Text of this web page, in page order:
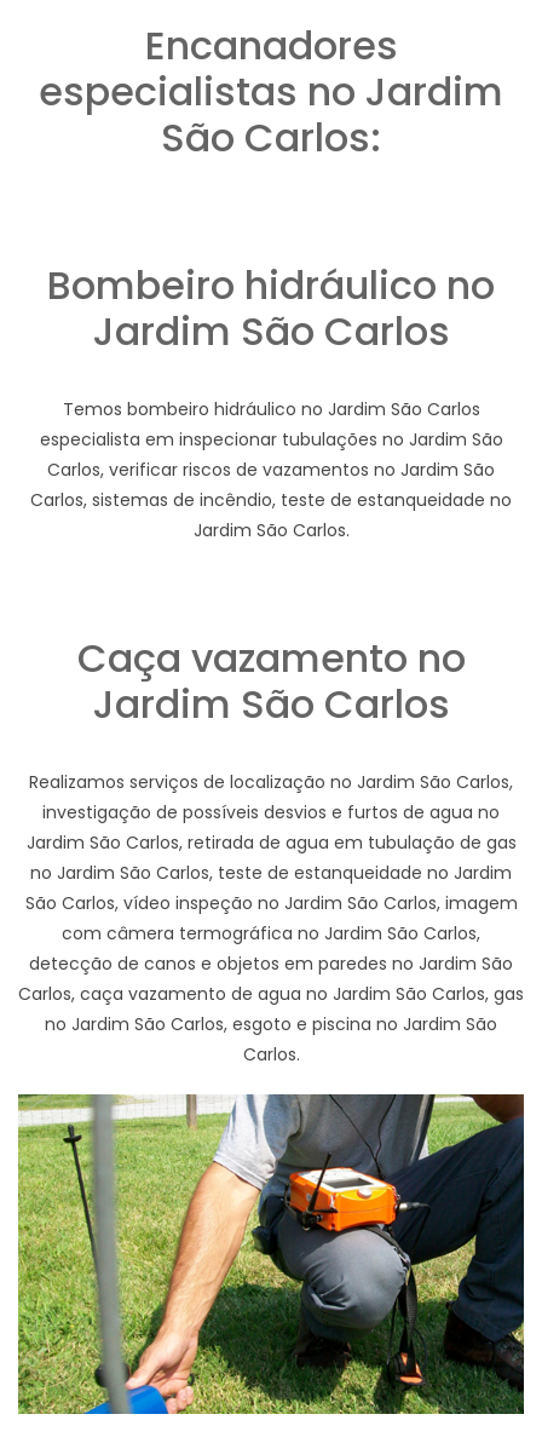
Encanadores
especialistas no Jardim
São Carlos:
Bombeiro hidráulico no
Jardim São Carlos
Temos bombeiro hidráulico no Jardim São Carlos
especialista em inspecionar tubulações no Jardim São
Carlos, verificar riscos de vazamentos no Jardim São
Carlos, sistemas de incêndio, teste de estanqueidade no
Jardim São Carlos.
Caça vazamento no
Jardim São Carlos
Realizamos serviços de localização no Jardim São Carlos,
investigação de possíveis desvios e furtos de agua no
Jardim São Carlos, retirada de agua em tubulação de gas
no Jardim São Carlos, teste de estanqueidade no Jardim
São Carlos, vídeo inspeção no Jardim São Carlos, imagem
com câmera termográfica no Jardim São Carlos,
detecção de canos e objetos em paredes no Jardim São
Carlos, caça vazamento de agua no Jardim São Carlos, gas
no Jardim São Carlos, esgoto e piscina no Jardim São
Carlos.